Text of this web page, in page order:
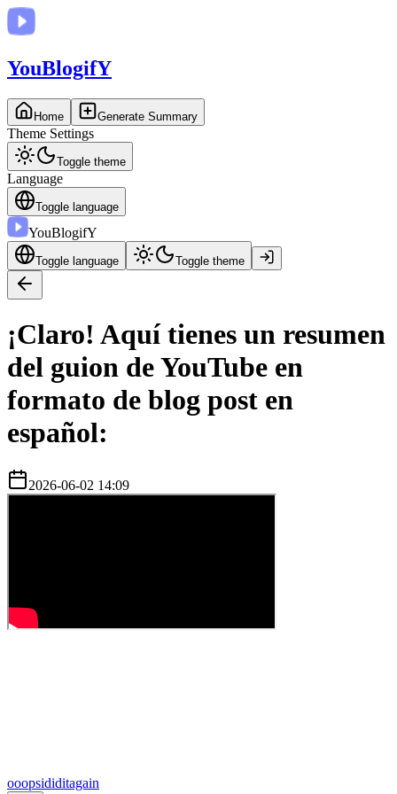
YouBlogifY
Home Generate Summary
Theme Settings
Toggle theme
Language
Toggle language
YouBlogifY
Toggle language Toggle theme
¡Claro! Aquí tienes un resumen
del guion de YouTube en
formato de blog post en
español:
2026-06-02 14:09
ooopsididitagain